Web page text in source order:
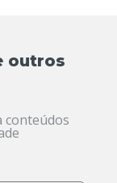
outros
conteúdos